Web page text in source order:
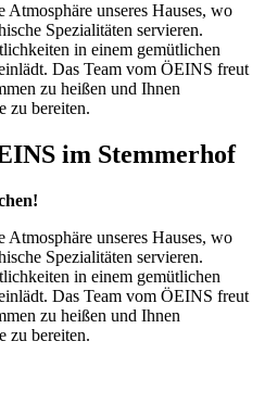
unseres Hauses, wo
Spezialitäten servieren.
in einem gemütlichen
Das Team vom ÖEINS freut
zu heißen und Ihnen
zu bereiten.
im Stemmerhof
unseres Hauses, wo
Spezialitäten servieren.
in einem gemütlichen
Das Team vom ÖEINS freut
zu heißen und Ihnen
zu bereiten.